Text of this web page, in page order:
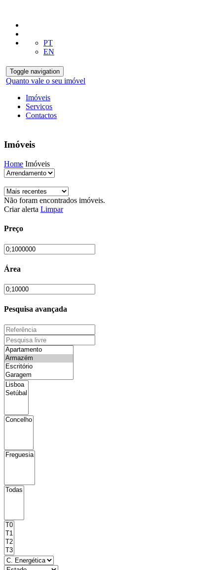
PT
EN
Toggle navigation
Quanto vale o seu imóvel
Imóveis
Serviços
Contactos
Imóveis
Home Imóveis
Não foram encontrados imóveis.
Criar alerta Limpar
Preço
Área
Pesquisa avançada